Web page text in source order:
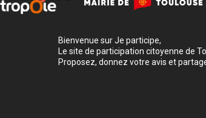
Bienvenue sur Je participe,
Le site de participation citoyenne de
Proposez, donnez votre avis et